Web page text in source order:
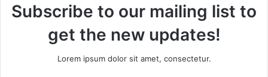
Subscribe to our mailing list to
get the new updates!
Lorem ipsum dolor sit amet, consectetur.